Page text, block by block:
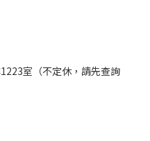
室（不定休，請先查詢